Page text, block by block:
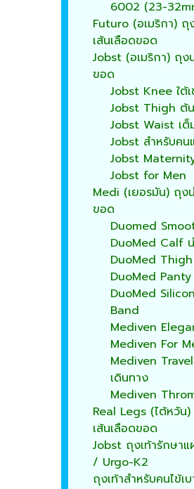
6002 (23-
Futuro (อเมริกา) ถุ
เส้นเลือดขอด
Jobst (อเมริกา) ถุง
ขอด
Jobst Knee ใต้เ
Jobst Thigh ต้
Jobst Waist เต็
Jobst สำหรับคน
Jobst
Jobst for Men
Medi (เยอรมัน) ถุง
ขอด
Duomed
DuoMed Calf
DuoMed
DuoMed
DuoMed
Band
Mediven
Mediven For
Mediven
เดินทาง
Mediven
Real Legs (ไต้หวัน
เส้นเลือดขอด
Jobst ถุงเท้ารักษาแ
/ Urgo-K2
ถุงเท้าสำหรับคนไข้เ